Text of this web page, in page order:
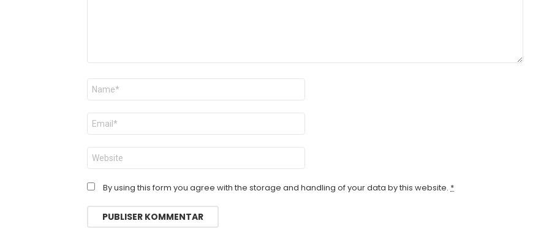
Navn
E-
post
*
Nettsted
By using this form you agree with the storage and handling of your data by this website. *